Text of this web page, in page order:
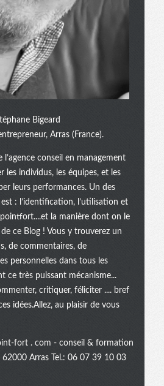
Bigeard
Arras (France).
l’agence conseil en management
les individus, les équipes, et les
leurs performances. Un des
: l’identification, l’utilisation et
la manière dont on le
ce Blog ! Vous y trouverez un
de commentaires, de
personnelles dans tous les
ce très puissant mécanisme...
critiquer, féliciter .... bref
idées.Allez, au plaisir de vous
fort . com - conseil & formation
Arras Tel.: 06 07 39 10 03